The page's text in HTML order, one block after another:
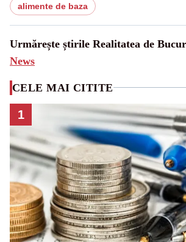
alimente de baza
Urmărește știrile Realitatea de
News
CELE MAI CITITE
1